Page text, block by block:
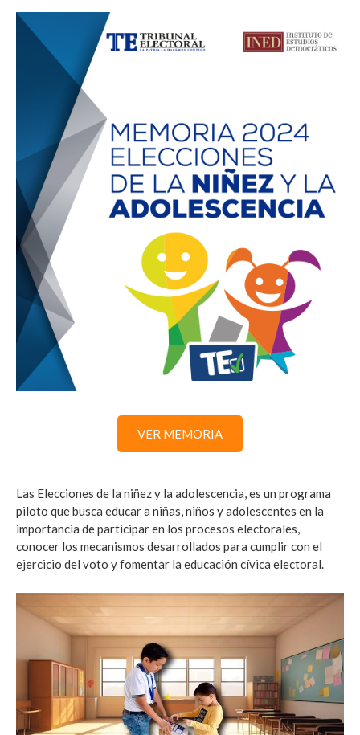
VER MEMORIA
Las Elecciones de la niñez y la adolescencia, es un programa
piloto que busca educar a niñas, niños y adolescentes en la
importancia de participar en los procesos electorales,
conocer los mecanismos desarrollados para cumplir con el
ejercicio del voto y fomentar la educación cívica electoral.